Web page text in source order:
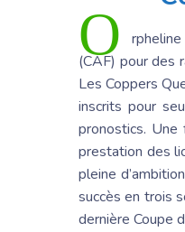
O
(CAF) pour des
Les Coppers
inscrits pour
pronostics.
prestation des
pleine
succès en trois
dernière Coupe